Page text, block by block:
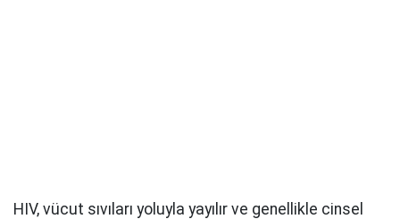
HIV, vücut sıvıları yoluyla yayılır ve genellikle cinsel